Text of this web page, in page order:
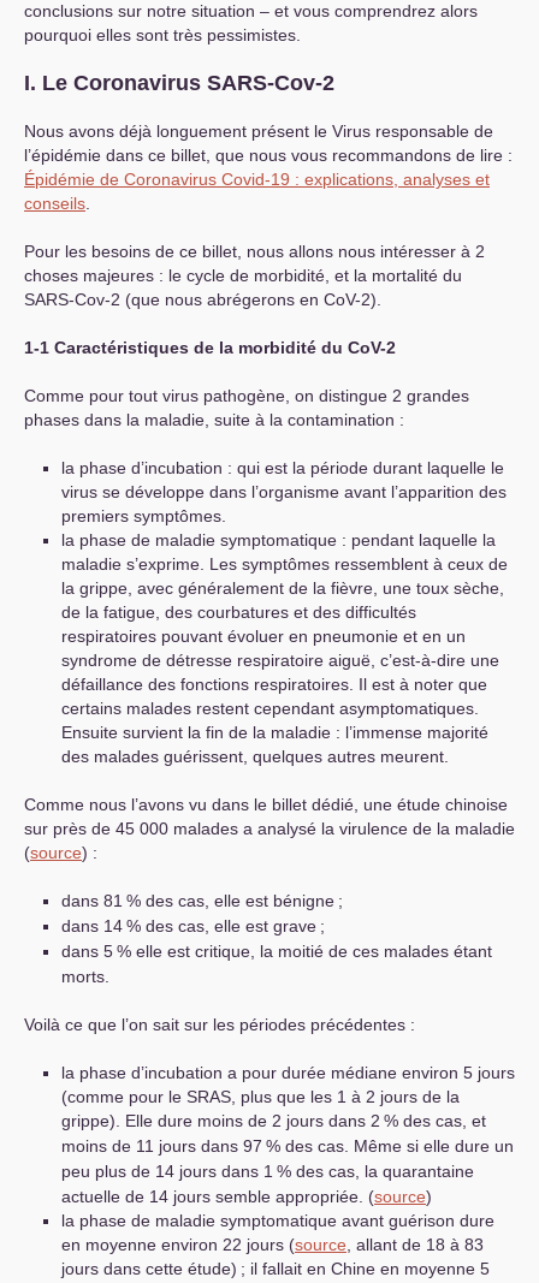
conclusions sur notre situation – et vous comprendrez alors
pourquoi elles sont très pessimistes.
I. Le Coronavirus SARS-Cov-2
Nous avons déjà longuement présent le Virus responsable de
l’épidémie dans ce billet, que nous vous recommandons de lire :
Épidémie de Coronavirus Covid-19 : explications, analyses et
conseils.
Pour les besoins de ce billet, nous allons nous intéresser à 2
choses majeures : le cycle de morbidité, et la mortalité du
SARS-Cov-2 (que nous abrégerons en CoV-2).
1-1 Caractéristiques de la morbidité du CoV-2
Comme pour tout virus pathogène, on distingue 2 grandes
phases dans la maladie, suite à la contamination :
la phase d’incubation : qui est la période durant laquelle le
virus se développe dans l’organisme avant l’apparition des
premiers symptômes.
la phase de maladie symptomatique : pendant laquelle la
maladie s’exprime. Les symptômes ressemblent à ceux de
la grippe, avec généralement de la fièvre, une toux sèche,
de la fatigue, des courbatures et des difficultés
respiratoires pouvant évoluer en pneumonie et en un
syndrome de détresse respiratoire aiguë, c’est-à-dire une
défaillance des fonctions respiratoires. Il est à noter que
certains malades restent cependant asymptomatiques.
Ensuite survient la fin de la maladie : l’immense majorité
des malades guérissent, quelques autres meurent.
Comme nous l’avons vu dans le billet dédié, une étude chinoise
sur près de 45 000 malades a analysé la virulence de la maladie
(source) :
dans 81% des cas, elle est bénigne ;
dans 14% des cas, elle est grave ;
dans 5% elle est critique, la moitié de ces malades étant
morts.
Voilà ce que l’on sait sur les périodes précédentes :
la phase d’incubation a pour durée médiane environ 5 jours
(comme pour le SRAS, plus que les 1 à 2 jours de la
grippe). Elle dure moins de 2 jours dans 2 % des cas, et
moins de 11 jours dans 97 % des cas. Même si elle dure un
peu plus de 14 jours dans 1% des cas, la quarantaine
actuelle de 14 jours semble appropriée. (source)
la phase de maladie symptomatique avant guérison dure
en moyenne environ 22 jours (source, allant de 18 à 83
jours dans cette étude) ; il fallait en Chine en moyenne 5